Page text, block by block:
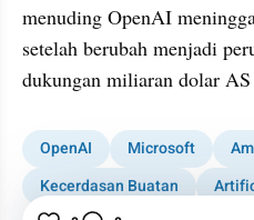
menuding OpenAI
setelah berubah menjadi
dukungan miliaran dolar
OpenAI Microsoft
Kecerdasan Buatan